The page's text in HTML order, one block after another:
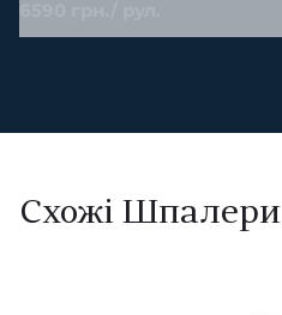
Схожі Шпалери